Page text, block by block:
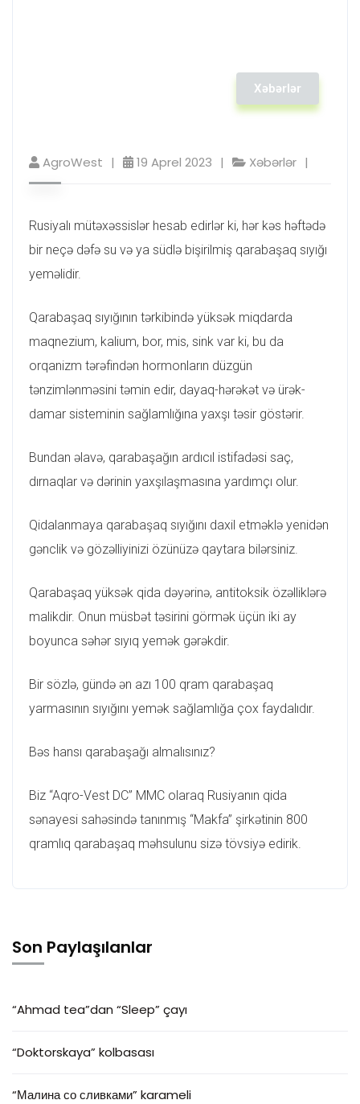
Xəbərlər
AgroWest 19 Aprel 2023 Xəbərlər
Rusiyalı mütəxəssislər hesab edirlər ki, hər kəs həftədə
bir neçə dəfə su və ya südlə bişirilmiş qarabaşaq sıyığı
yeməlidir.
Qarabaşaq sıyığının tərkibində yüksək miqdarda
maqnezium, kalium, bor, mis, sink var ki, bu da
orqanizm tərəfindən hormonların düzgün
tənzimlənməsini təmin edir, dayaq-hərəkət və ürək-
damar sisteminin sağlamlığına yaxşı təsir göstərir.
Bundan əlavə, qarabaşağın ardıcıl istifadəsi saç,
dırnaqlar və dərinin yaxşılaşmasına yardımçı olur.
Qidalanmaya qarabaşaq sıyığını daxil etməklə yenidən
gənclik və gözəlliyinizi özünüzə qaytara bilərsiniz.
Qarabaşaq yüksək qida dəyərinə, antitoksik özəlliklərə
malikdir. Onun müsbət təsirini görmək üçün iki ay
boyunca səhər sıyıq yemək gərəkdir.
Bir sözlə, gündə ən azı 100 qram qarabaşaq
yarmasının sıyığını yemək sağlamlığa çox faydalıdır.
Bəs hansı qarabaşağı almalısınız?
Biz “Aqro-Vest DC” MMC olaraq Rusiyanın qida
sənayesi sahəsində tanınmış “Makfa” şirkətinin 800
qramlıq qarabaşaq məhsulunu sizə tövsiyə edirik.
Son Paylaşılanlar
“Ahmad tea”dan “Sleep” çayı
“Doktorskaya” kolbasası
“Малина со сливками” karameli